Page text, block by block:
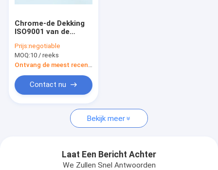
Chrome-de Dekking
ISO9001 van de
12,75 van het
Buitengoed
Geplateerde
Prijs:negotiable
MOQ:10 / reeks
Contact nu
Bekijk meer
Laat Een Bericht Achter
We Zullen Snel Antwoorden